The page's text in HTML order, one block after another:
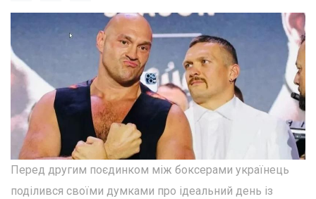
Перед другим поєдинком між боксерами українець
поділився своїми думками про ідеальний день із